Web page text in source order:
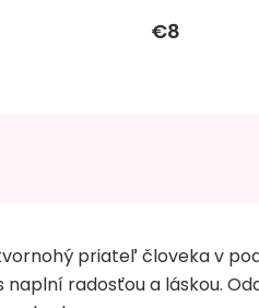
€8
priateľ človeka v
radosťou a láskou.